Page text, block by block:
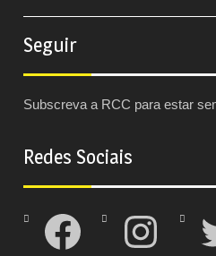
Seguir
Subscreva a RCC para estar
Redes Sociais
Facebook Instagram